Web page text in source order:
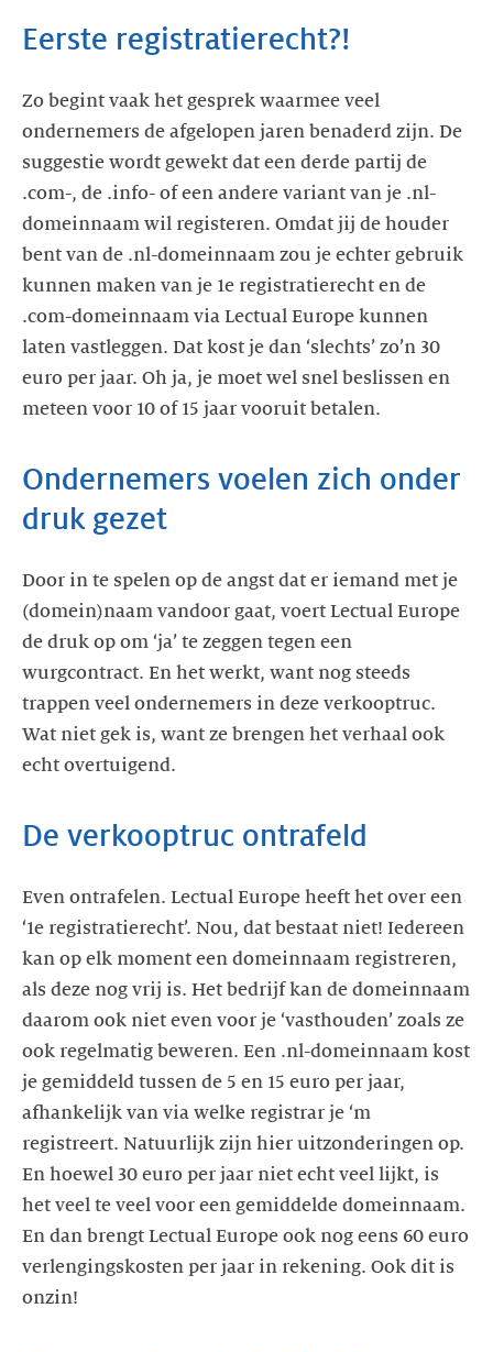
Zo begint vaak het gesprek waarmee veel
ondernemers de afgelopen jaren benaderd zijn. De
suggestie wordt gewekt dat een derde partij de
.com-, de .info- of een andere variant van je .nl-
domeinnaam wil registeren. Omdat jij de houder
bent van de .nl-domeinnaam zou je echter gebruik
kunnen maken van je 1e registratierecht en de
.com-domeinnaam via Lectual Europe kunnen
laten vastleggen. Dat kost je dan ‘slechts’ zo’n 30
euro per jaar. Oh ja, je moet wel snel beslissen en
Ondernemers voelen zich onder
Door in te spelen op de angst dat er iemand met je
(domein)naam vandoor gaat, voert Lectual Europe
de druk op om ‘ja’ te zeggen tegen een
wurgcontract. En het werkt, want nog steeds
trappen veel ondernemers in deze verkooptruc.
Wat niet gek is, want ze brengen het verhaal ook
Even ontrafelen. Lectual Europe heeft het over een
‘1e registratierecht’. Nou, dat bestaat niet! Iedereen
kan op elk moment een domeinnaam registreren,
als deze nog vrij is. Het bedrijf kan de domeinnaam
daarom ook niet even voor je ‘vasthouden’ zoals ze
ook regelmatig beweren. Een .nl-domeinnaam kost
je gemiddeld tussen de 5 en 15 euro per jaar,
afhankelijk van via welke registrar je ‘m
registreert. Natuurlijk zijn hier uitzonderingen op.
En hoewel 30 euro per jaar niet echt veel lijkt, is
het veel te veel voor een gemiddelde domeinnaam.
En dan brengt Lectual Europe ook nog eens 60 euro
verlengingskosten per jaar in rekening. Ook dit is